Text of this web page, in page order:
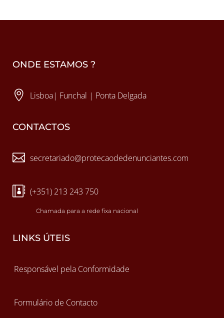
ONDE ESTAMOS ?
 Lisboa| Funchal | Ponta Delgada
CONTACTOS
 secretariado@protecaodedenunciantes.com
 (+351) 213 243 750
Chamada para a rede fixa nacional
LINKS ÚTEIS
Responsável pela Conformidade
Formulário de Contacto